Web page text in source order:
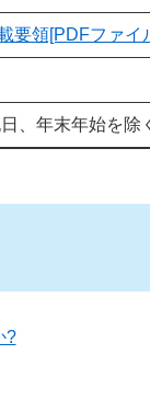
要領[PDFファイ
、年末年始を除
?